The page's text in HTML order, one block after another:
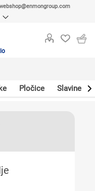
Pločice Slavine